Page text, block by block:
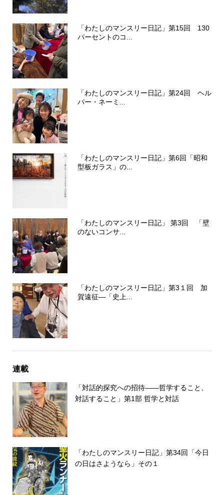
「わたしのマンスリー日記」第15回 130
パーセントのコ...
「わたしのマンスリー日記」第24回 ヘル
パー・ネーミ...
「わたしのマンスリー日記」第6回「昭和
型板ガラス」の...
「わたしのマンスリー日記」 第3回 「壁
のないコンサ...
「わたしのマンスリー日記」第3１回 加
賀遠征―「史上...
連載
「対話的探究への招待――哲学すること、
対話すること」第1部 哲学と対話
「わたしのマンスリー日記」第34回「今日
の日はさようなら」その１